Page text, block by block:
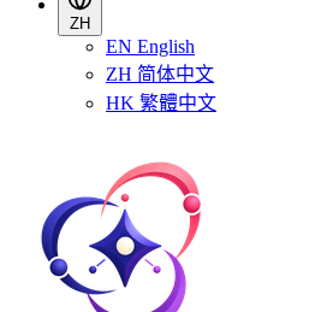
ZH
EN English
ZH 简体中文
HK 繁體中文